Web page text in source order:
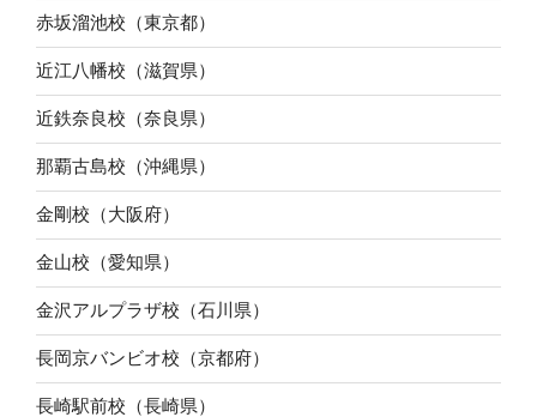
赤坂溜池校（東京都）
近江八幡校（滋賀県）
近鉄奈良校（奈良県）
那覇古島校（沖縄県）
金剛校（大阪府）
金山校（愛知県）
金沢アルプラザ校（石川県）
長岡京バンビオ校（京都府）
長崎駅前校（長崎県）